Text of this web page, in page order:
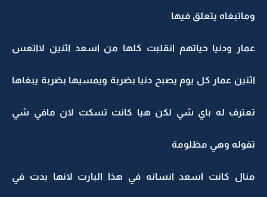
يتعلق فيها
ودنيا حياتهم انقلبت كلها من اسعد اثنين لااتعس
عمار كل يوم يصبح دنيا بضربة ويمسيها بضربة يبغاها
له باي شي لكن هيا كانت تسكت لان مافي شي
وهي مظلومة
كانت اسعد انسانه في هذا البارت لانها بدت في